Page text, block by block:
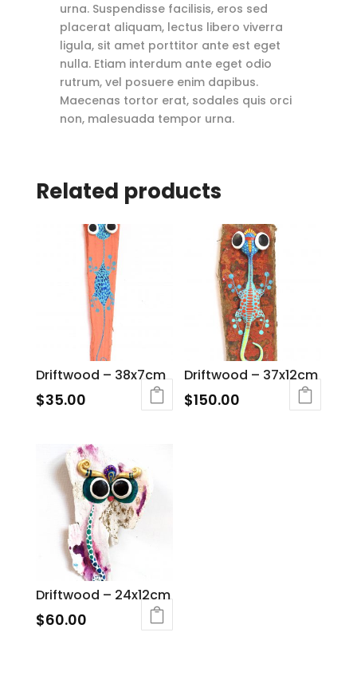
urna. Suspendisse facilisis, eros sed
placerat aliquam, lectus libero viverra
ligula, sit amet porttitor ante est eget
nulla. Etiam interdum ante eget odio
rutrum, vel posuere enim dapibus.
Maecenas tortor erat, sodales quis orci
non, malesuada tempor urna.
Related products
Driftwood – 38x7cm
$35.00
Driftwood – 37x12cm
$150.00
Driftwood – 24x12cm
$60.00